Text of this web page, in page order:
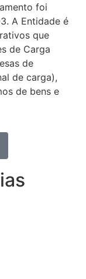
foi
A Entidade é
que
de Carga
de
de carga),
de bens e